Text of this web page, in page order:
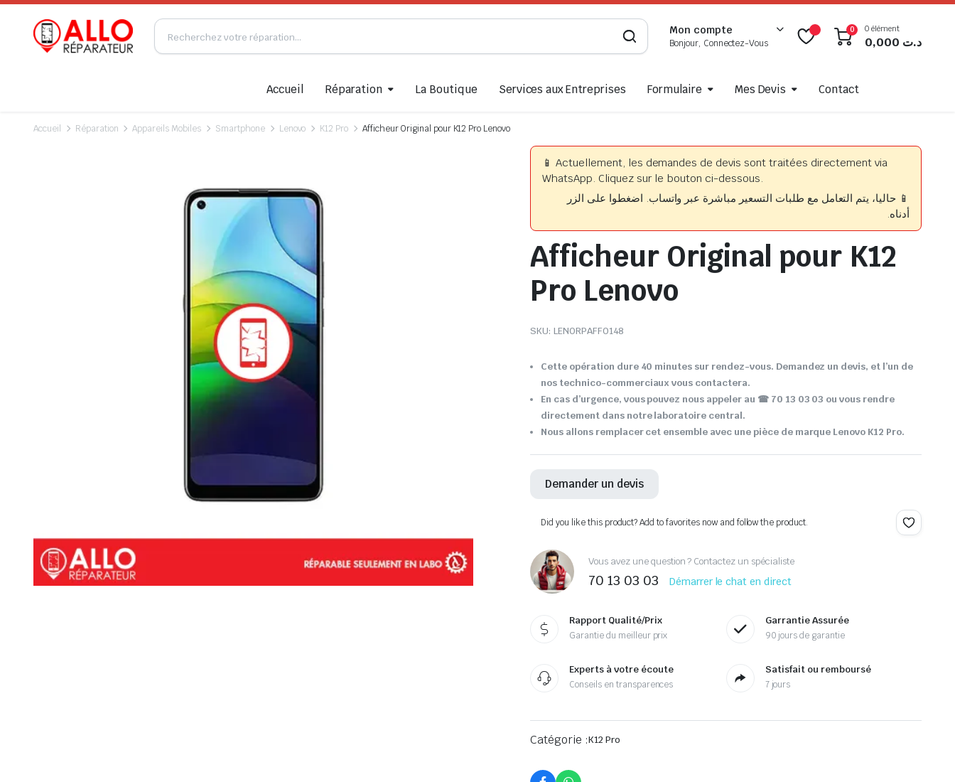
Mon compte
Bonjour, Connectez-Vous
0 0 élément
د.ت
Accueil Réparation La Boutique Services aux Entreprises Formulaire Mes Devis Contact
Accueil Réparation Appareils Mobiles Smartphone Lenovo K12 Pro Afficheur Original pour K12 Pro Lenovo
📱 Actuellement, les demandes de devis sont traitées directement via
WhatsApp. Cliquez sur le bouton ci-dessous.
📱 حاليا، يتم التعامل مع طلبات التسعير مباشرة عبر واتساب. اضغطوا على الزر
أدناه.
Afficheur Original pour K12
Pro Lenovo
SKU: LENORPAFF0148
Cette opération dure 40 minutes sur rendez-vous. Demandez un devis, et l’un de
nos technico-commerciaux vous contactera.
En cas d’urgence, vous pouvez nous appeler au ☎ 70 13 03 03 ou vous rendre
directement dans notre laboratoire central.
Nous allons remplacer cet ensemble avec une pièce de marque Lenovo K12 Pro.
Demander un devis
Did you like this product? Add to favorites now and follow the product.
Vous avez une question ? Contactez un spécialiste
70 13 03 03 Démarrer le chat en direct
Rapport Qualité/Prix
Garantie du meilleur prix
Garrantie Assurée
90 jours de garantie
Experts à votre écoute
Conseils en transparences
Satisfait ou remboursé
7 jours
Catégorie :K12 Pro